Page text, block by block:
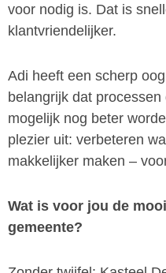
voor nodig is. Dat is
klantvriendelijker.
Adi heeft een scherp
belangrijk dat
mogelijk nog beter
plezier uit: verbeteren
makkelijker maken –
Wat is voor jou de
gemeente?